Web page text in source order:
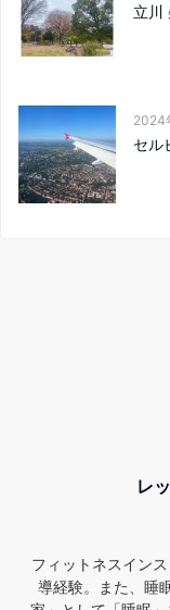
立川
2024
セル
レ
フィットネスイン
導経験。また、睡